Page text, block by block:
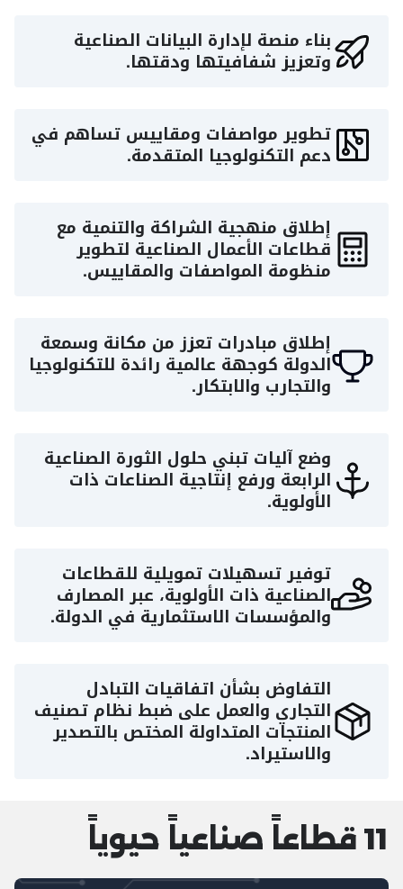
بناء منصة لإدارة البيانات الصناعية
وتعزيز شفافيتها ودقتها.
تطوير مواصفات ومقاييس تساهم في
دعم التكنولوجيا المتقدمة.
إطلاق منهجية الشراكة والتنمية مع
قطاعات الأعمال الصناعية لتطوير
منظومة المواصفات والمقاييس.
إطلاق مبادرات تعزز من مكانة وسمعة
الدولة كوجهة عالمية رائدة للتكنولوجيا
والتجارب والابتكار.
وضع آليات تبني حلول الثورة الصناعية
الرابعة ورفع إنتاجية الصناعات ذات
الأولوية.
توفير تسهيلات تمويلية للقطاعات
الصناعية ذات الأولوية، عبر المصارف
والمؤسسات الاستثمارية في الدولة.
التفاوض بشأن اتفاقيات التبادل
التجاري والعمل على ضبط نظام تصنيف
المنتجات المتداولة المختص بالتصدير
والاستيراد.
11 قطاعاً صناعياً حيوياً